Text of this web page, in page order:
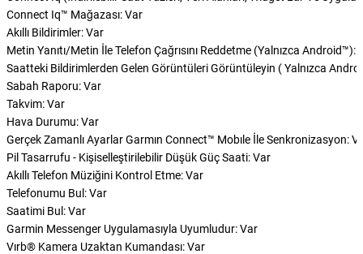
Connect Iq™ Mağazası: Var
Akıllı Bildirimler: Var
Metin Yanıtı/Metin İle Telefon Çağrısını Reddetme (Yalnızca Android™):
Saatteki Bildirimlerden Gelen Görüntüleri Görüntüleyin ( Yalnızca
Sabah Raporu: Var
Takvim: Var
Hava Durumu: Var
Gerçek Zamanlı Ayarlar Garmın Connect™ Mobıle İle Senkronizasyon:
Pil Tasarrufu - Kişiselleştirilebilir Düşük Güç Saati: Var
Akıllı Telefon Müziğini Kontrol Etme: Var
Telefonumu Bul: Var
Saatimi Bul: Var
Garmin Messenger Uygulamasıyla Uyumludur: Var
Vırb® Kamera Uzaktan Kumandası: Var